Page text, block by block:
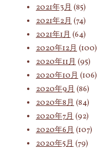
2021年3月 (85)
2021年2月 (74)
2021年1月 (64)
2020年12月 (100)
2020年11月 (95)
2020年10月 (106)
2020年9月 (86)
2020年8月 (84)
2020年7月 (92)
2020年6月 (107)
2020年5月 (79)